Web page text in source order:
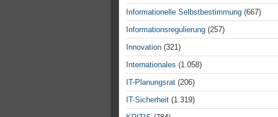
Informationelle Selbstbestimmung (667)
Informationsregulierung (257)
Innovation (321)
Internationales (1.058)
IT-Planungsrat (206)
IT-Sicherheit (1.319)